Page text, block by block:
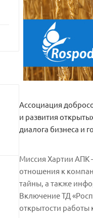
Ассоциация
и развития
диалога бизнеса и
Миссия Хартии АПК
отношения к
тайны, а также
Включение ТД
открытости работы